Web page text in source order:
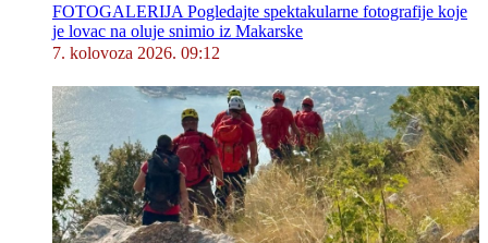
FOTOGALERIJA Pogledajte spektakularne fotografije koje
je lovac na oluje snimio iz Makarske
7. kolovoza 2026. 09:12